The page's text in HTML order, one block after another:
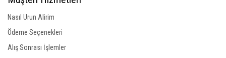
Nasıl Urun Alirim
Ödeme Seçenekleri
Alış Sonrası İşlemler